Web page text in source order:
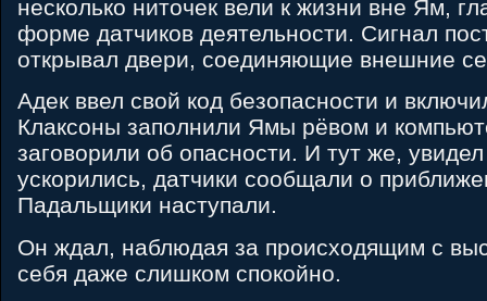
несколько ниточек вели к жизни вне Ям,
форме датчиков деятельности. Сигнал
открывал двери, соединяющие внешние
Адек ввел свой код безопасности и
Клаксоны заполнили Ямы рёвом и
заговорили об опасности. И тут же,
ускорились, датчики сообщали о
Падальщики наступали.
Он ждал, наблюдая за происходящим с
себя даже слишком спокойно.